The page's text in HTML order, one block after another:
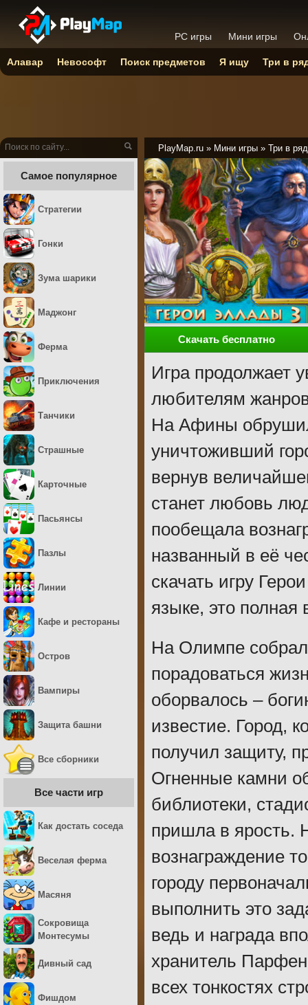
PlayMap.ru » Мини игры » Три в ряд
Скачать бесплатно
Игра продолжает
любителям
На Афины
уничтоживший
вернув
станет любовь
пообещала
названный в её
скачать игру
языке, это полная
На Олимпе
порадоваться
оборвалось –
известие. Город,
получил защиту,
Огненные камни
библиотеки,
пришла в ярость.
вознаграждение
городу
выполнить это
ведь и награда
хранитель
всех тонкостях
Самое популярное
Стратегии
Гонки
Зума шарики
Маджонг
Ферма
Приключения
Танчики
Страшные
Карточные
Пасьянсы
Пазлы
Линии
Кафе и рестораны
Остров
Вампиры
Защита башни
Все сборники
Все части игр
Как достать соседа
Веселая ферма
Масяня
Сокровища
Монтесумы
Дивный сад
Фишдом
PC игры Мини игры
Алавар Невософт Поиск предметов Я ищу Три в